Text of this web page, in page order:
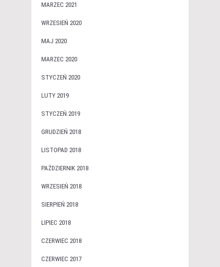
MARZEC 2021
WRZESIEŃ 2020
MAJ 2020
MARZEC 2020
STYCZEŃ 2020
LUTY 2019
STYCZEŃ 2019
GRUDZIEŃ 2018
LISTOPAD 2018
PAŹDZIERNIK 2018
WRZESIEŃ 2018
SIERPIEŃ 2018
LIPIEC 2018
CZERWIEC 2018
CZERWIEC 2017